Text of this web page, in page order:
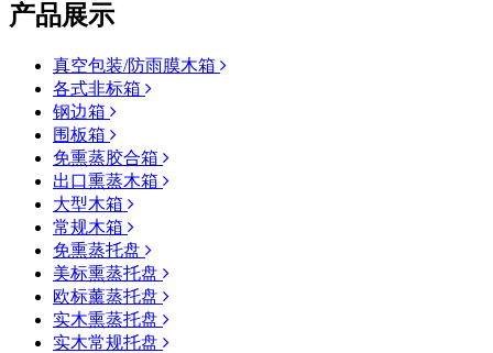
产品展示
真空包装/防雨膜木箱
各式非标箱
钢边箱
围板箱
免熏蒸胶合箱
出口熏蒸木箱
大型木箱
常规木箱
免熏蒸托盘
美标熏蒸托盘
欧标薰蒸托盘
实木熏蒸托盘
实木常规托盘